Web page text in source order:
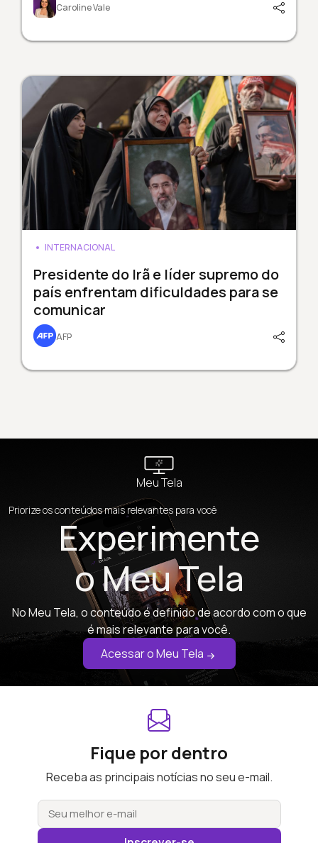
Caroline Vale
INTERNACIONAL
Presidente do Irã e líder supremo do
país enfrentam dificuldades para se
comunicar
AFP
Meu Tela
Priorize os conteúdos mais relevantes para você
Experimente
o Meu Tela
No Meu Tela, o conteúdo é definido de acordo com o que
é mais relevante para você.
Acessar o Meu Tela
Fique por dentro
Receba as principais notícias no seu e-mail.